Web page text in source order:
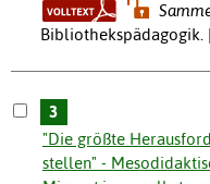
Bibliothekspädagogik.
3
"Die größte
stellen" -